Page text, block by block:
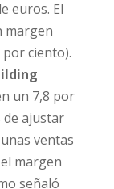
euros. El
margen
ciento).
un 7,8 por
de ajustar
ventas
margen
señaló